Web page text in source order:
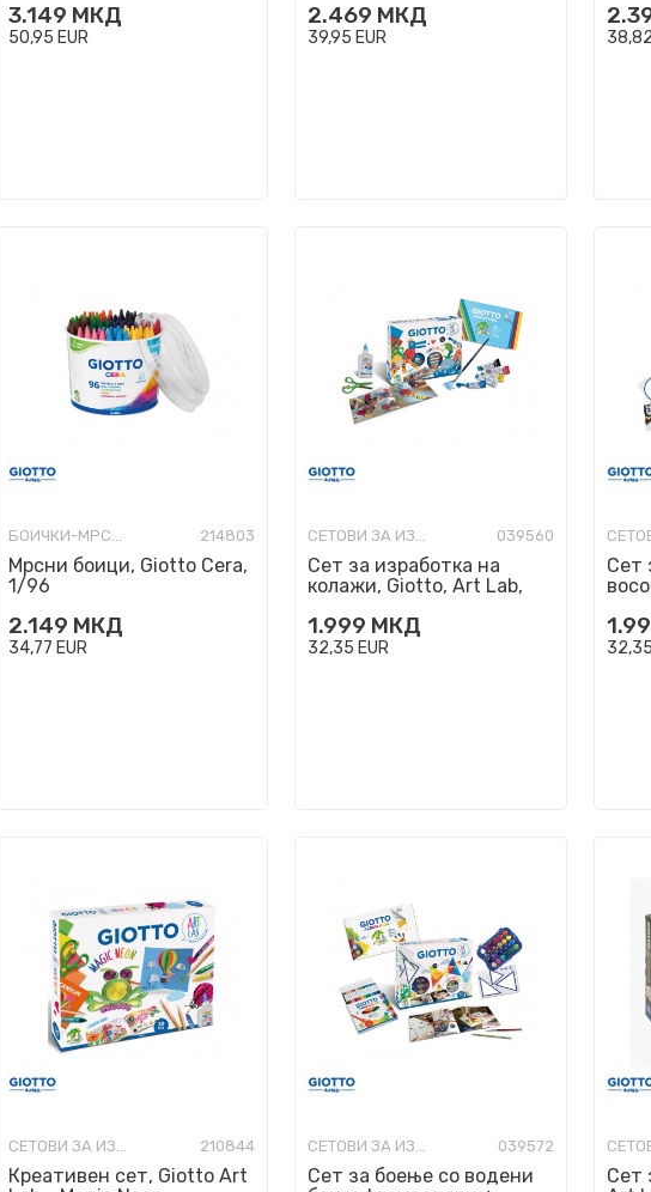
3.149 МКД
50,95 EUR
2.469 МКД
39,95 EUR 38,82
БОИЧКИ-МРСНИ, ВОСОЧНИ 214803
Мрсни боици, Giotto Cera,
1/96
2.149 МКД
34,77 EUR
СЕТОВИ ЗА ИЗРАБОТКА 039560
Сет за изработка на
колажи, Giotto, Art Lab,
1.999 МКД
32,35 EUR
Сет
32,35
СЕТОВИ ЗА ИЗРАБОТКА 210844
Креативен сет, Giotto Art
СЕТОВИ ЗА ИЗРАБОТКА 039572
Сет за боење со водени
Сет